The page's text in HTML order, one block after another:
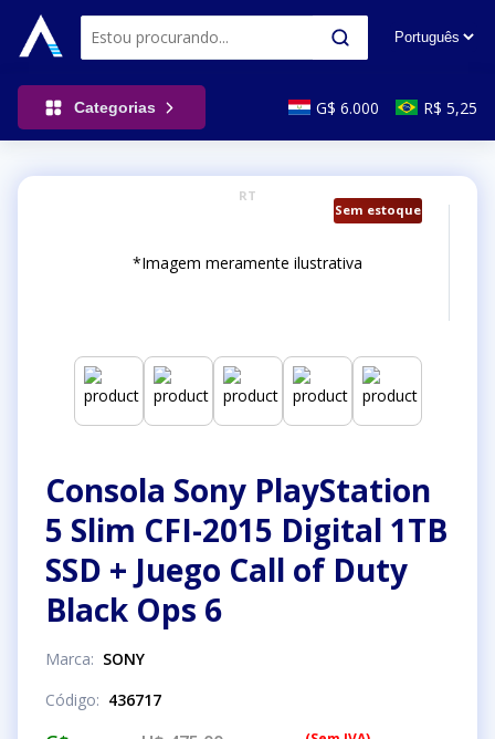
Categorias G$ 6.000 R$ 5,25
Sem estoque
RT
*Imagem meramente ilustrativa
Consola Sony PlayStation
5 Slim CFI-2015 Digital 1TB
SSD + Juego Call of Duty
Black Ops 6
Marca: SONY
Código: 436717